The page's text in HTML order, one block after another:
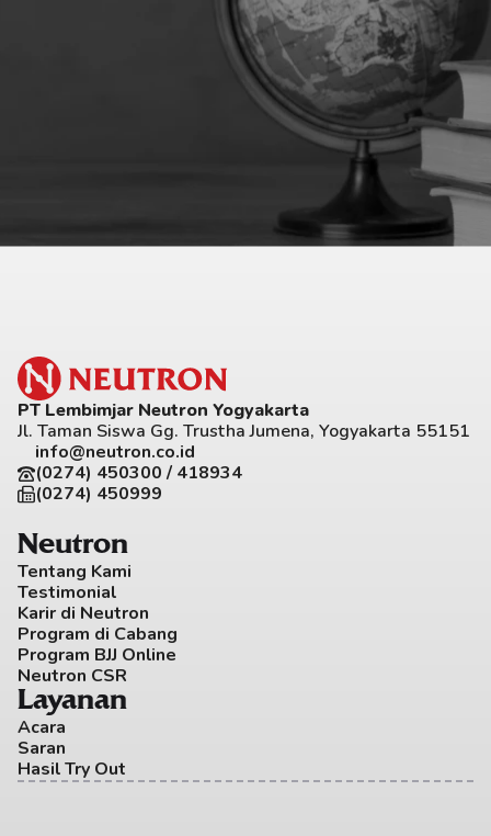
PT Lembimjar Neutron Yogyakarta
Jl. Taman Siswa Gg. Trustha Jumena, Yogyakarta 55151
info@neutron.co.id
(0274) 450300 / 418934
(0274) 450999
Neutron
Tentang Kami
Testimonial
Karir di Neutron
Program di Cabang
Program BJJ Online
Neutron CSR
Layanan
Acara
Saran
Hasil Try Out